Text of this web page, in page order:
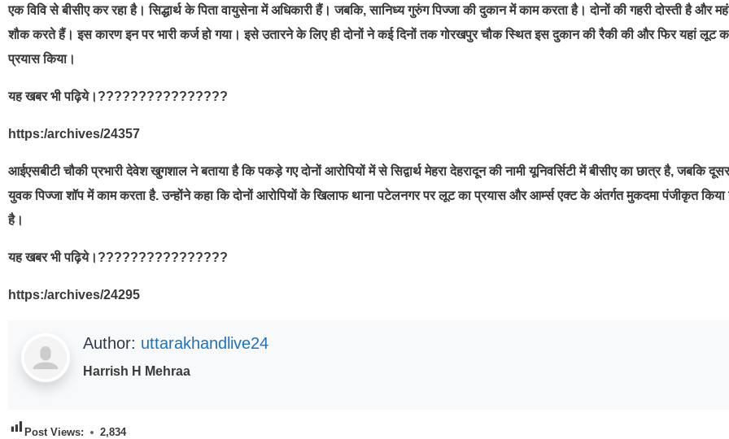
एक विवि से बीसीए कर रहा है। सिद्धार्थ के पिता वायुसेना में अधिकारी हैं। जबकि, सानिध्य गुरुंग पिज्जा की दुकान में काम करता है। दोनों की गहरी दोस्ती है और
शौक करते हैं। इस कारण इन पर भारी कर्ज हो गया। इसे उतारने के लिए ही दोनों ने कई दिनों तक गोरखपुर चौक स्थित इस दुकान की रैकी की और फिर यहां लूट
प्रयास किया।
यह खबर भी पढ़िये।????????????????
https:/archives/24357
आईएसबीटी चौकी प्रभारी देवेश खुगशाल ने बताया है कि पकड़े गए दोनों आरोपियों में से सिद्वार्थ मेहरा देहरादून की नामी यूनिवर्सिटी में बीसीए का छात्र है, जबकि
युवक पिज्जा शॉप में काम करता है. उन्होंने कहा कि दोनों आरोपियों के खिलाफ थाना पटेलनगर पर लूट का प्रयास और आर्म्स एक्ट के अंतर्गत मुकदमा पंजीकृत किया
है।
यह खबर भी पढ़िये।????????????????
https:/archives/24295
Author: uttarakhandlive24
Harrish H Mehraa
Post Views: 2,834